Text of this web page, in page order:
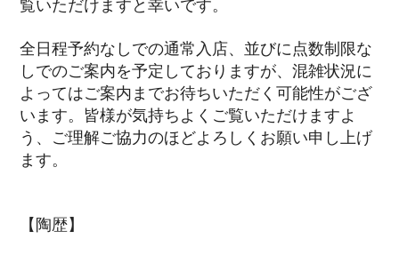
全日程予約なしでの通常入店、並びに点数制限な
しでのご案内を予定しておりますが、混雑状況に
よってはご案内までお待ちいただく可能性がござ
います。皆様が気持ちよくご覧いただけますよ
う、ご理解ご協力のほどよろしくお願い申し上げ
ます。
【陶歴】